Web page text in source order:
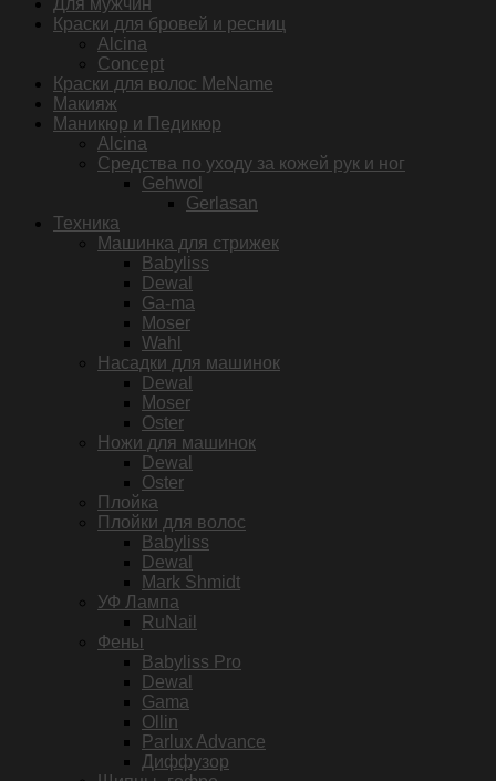
Для мужчин
Краски для бровей и ресниц
Alcina
Concept
Краски для волос MeName
Макияж
Маникюр и Педикюр
Alcina
Средства по уходу за кожей рук и ног
Gehwol
Gerlasan
Техника
Машинка для стрижек
Babyliss
Dewal
Ga-ma
Moser
Wahl
Насадки для машинок
Dewal
Moser
Oster
Ножи для машинок
Dewal
Oster
Плойка
Плойки для волос
Babyliss
Dewal
Mark Shmidt
УФ Лампа
RuNail
Фены
Babyliss Pro
Dewal
Gama
Ollin
Parlux Advance
Диффузор